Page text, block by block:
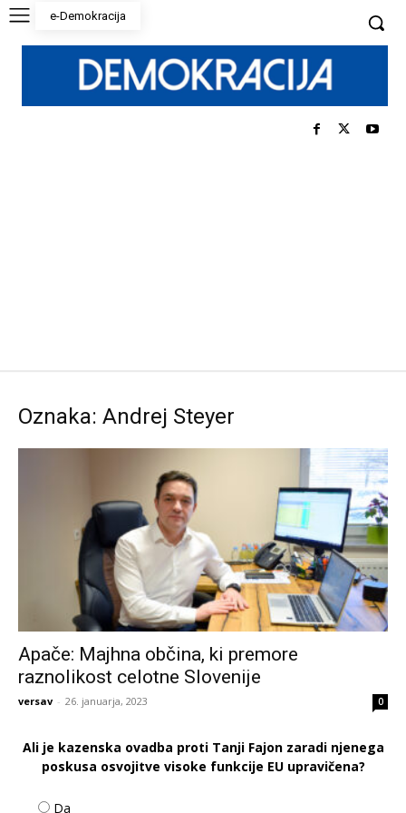
e-Demokracija
Oznaka: Andrej Steyer
Apače: Majhna občina, ki premore
raznolikost celotne Slovenije
versav - 26. januarja, 2023 0
Ali je kazenska ovadba proti Tanji Fajon zaradi njenega
poskusa osvojitve visoke funkcije EU upravičena?
Da